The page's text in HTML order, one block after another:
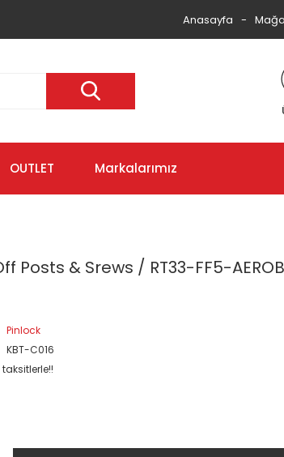
Anasayfa
OUTLET Markalarımız
Posts & Srews / RT33-FF5-
Pinlock
KBT-C016